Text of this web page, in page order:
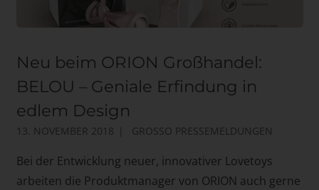
Neu beim ORION Großhandel:
BELOU – Geniale Erfindung in
edlem Design
13. NOVEMBER 2018 GROSSO PRESSEMELDUNGEN
Bei der Entwicklung neuer, innovativer Lovetoys
arbeiten die Produktmanager von ORION auch gerne